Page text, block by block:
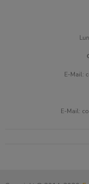
E-Mail:
E-Mail: